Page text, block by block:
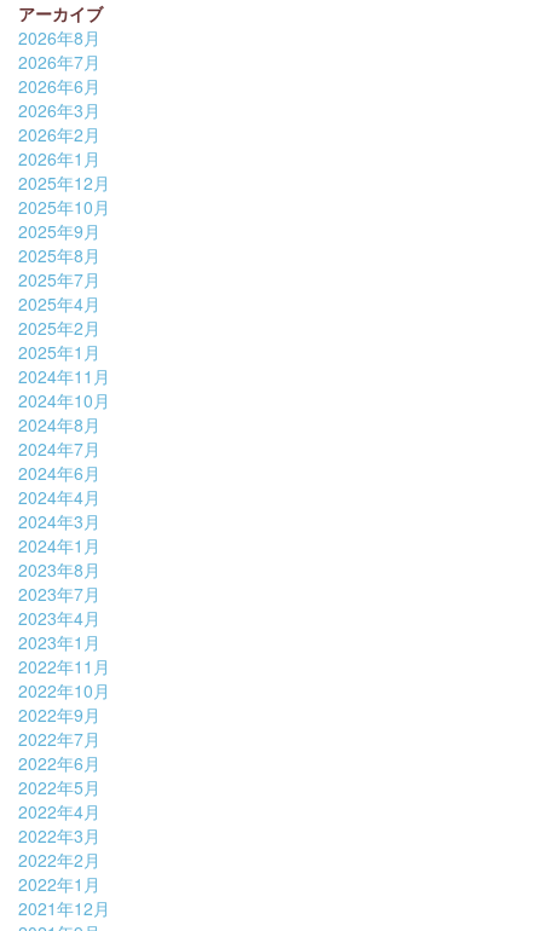
アーカイブ
2026年8月
2026年7月
2026年6月
2026年3月
2026年2月
2026年1月
2025年12月
2025年10月
2025年9月
2025年8月
2025年7月
2025年4月
2025年2月
2025年1月
2024年11月
2024年10月
2024年8月
2024年7月
2024年6月
2024年4月
2024年3月
2024年1月
2023年8月
2023年7月
2023年4月
2023年1月
2022年11月
2022年10月
2022年9月
2022年7月
2022年6月
2022年5月
2022年4月
2022年3月
2022年2月
2022年1月
2021年12月